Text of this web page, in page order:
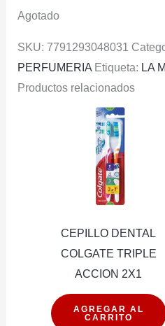
Agotado
SKU: 7791293048031
PERFUMERIA Etiqueta: LA
Productos relacionados
CEPILLO DENTAL
COLGATE TRIPLE
ACCION 2X1
CEPILLO
DENTAL
AGREGAR AL
CARRITO